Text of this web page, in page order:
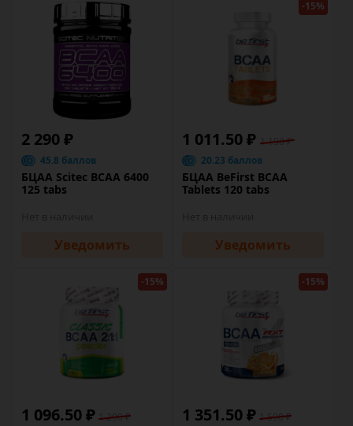
2 290 ₽
45.8 баллов
БЦАА Scitec BCAA 6400
125 tabs
Уведомить
-15%
1 011.50 ₽ 1 190 ₽
20.23 баллов
БЦАА BeFirst BCAA
Tablets 120 tabs
Уведомить
-15%
1 096.50 ₽ 1 290 ₽
-15%
1 351.50 ₽ 1 590 ₽